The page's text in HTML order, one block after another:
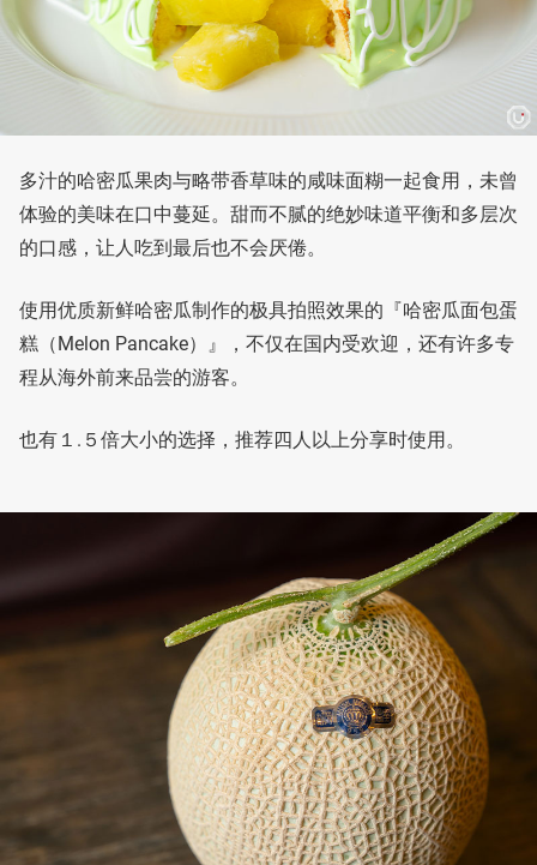
多汁的哈密瓜果肉与略带香草味的咸味面糊一起食用，未曾
体验的美味在口中蔓延。甜而不腻的绝妙味道平衡和多层次
的口感，让人吃到最后也不会厌倦。
使用优质新鲜哈密瓜制作的极具拍照效果的『哈密瓜面包蛋
糕（Melon Pancake）』，不仅在国内受欢迎，还有许多专
程从海外前来品尝的游客。
也有１.５倍大小的选择，推荐四人以上分享时使用。